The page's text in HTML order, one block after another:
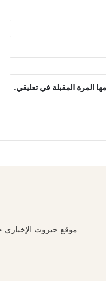
المرة المقبلة في تعليقي.
موقع حيروت الإخباري